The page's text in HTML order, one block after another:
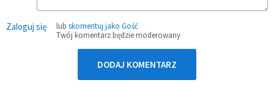
Zaloguj się lub skomentuj jako Gość
Twój komentarz będzie moderowany
DODAJ KOMENTARZ